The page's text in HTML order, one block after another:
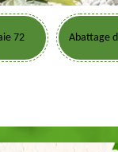
72 Abattage